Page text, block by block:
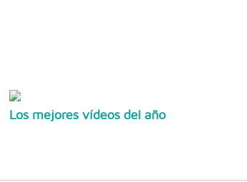
Los mejores vídeos del año